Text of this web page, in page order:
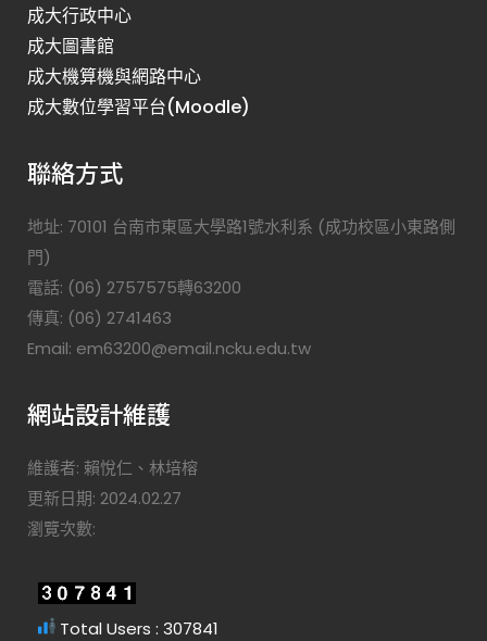
成大行政中心
成大圖書館
成大機算機與網路中心
成大數位學習平台(Moodle)
聯絡方式
地址: 70101 台南市東區大學路1號水利系 (成功校區小東路側
門)
電話: (06) 2757575轉63200
傳真: (06) 2741463
Email: em63200@email.ncku.edu.tw
網站設計維護
維護者: 賴悅仁、林培榕
更新日期: 2024.02.27
瀏覽次數:
Total Users : 307841